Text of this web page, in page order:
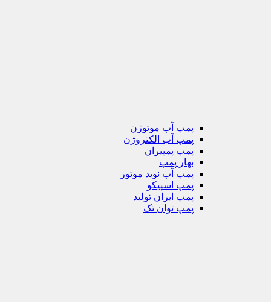
پمپ آب موتوژن
پمپ آب الکتروژن
پمپ پمپیران
بهار پمپ
پمپ آب نوید موتور
پمپ اسپیکو
پمپ ایران تولید
پمپ توان تک